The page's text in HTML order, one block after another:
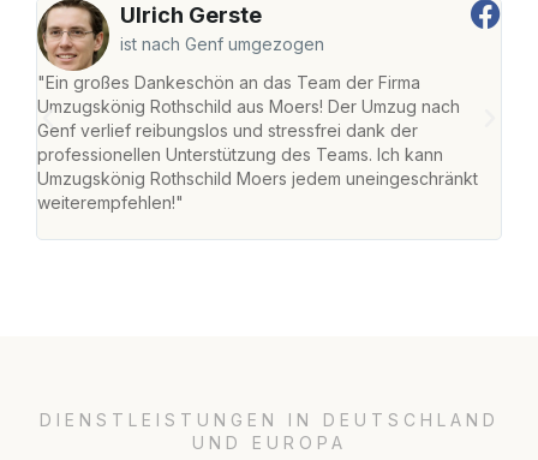
Ulrich Gerste
ist nach Genf umgezogen
"Ein großes Dankeschön an das Team der Firma
Umzugskönig Rothschild aus Moers! Der Umzug nach
Genf verlief reibungslos und stressfrei dank der
professionellen Unterstützung des Teams. Ich kann
Umzugskönig Rothschild Moers jedem uneingeschränkt
weiterempfehlen!"
DIENSTLEISTUNGEN IN DEUTSCHLAND
UND EUROPA